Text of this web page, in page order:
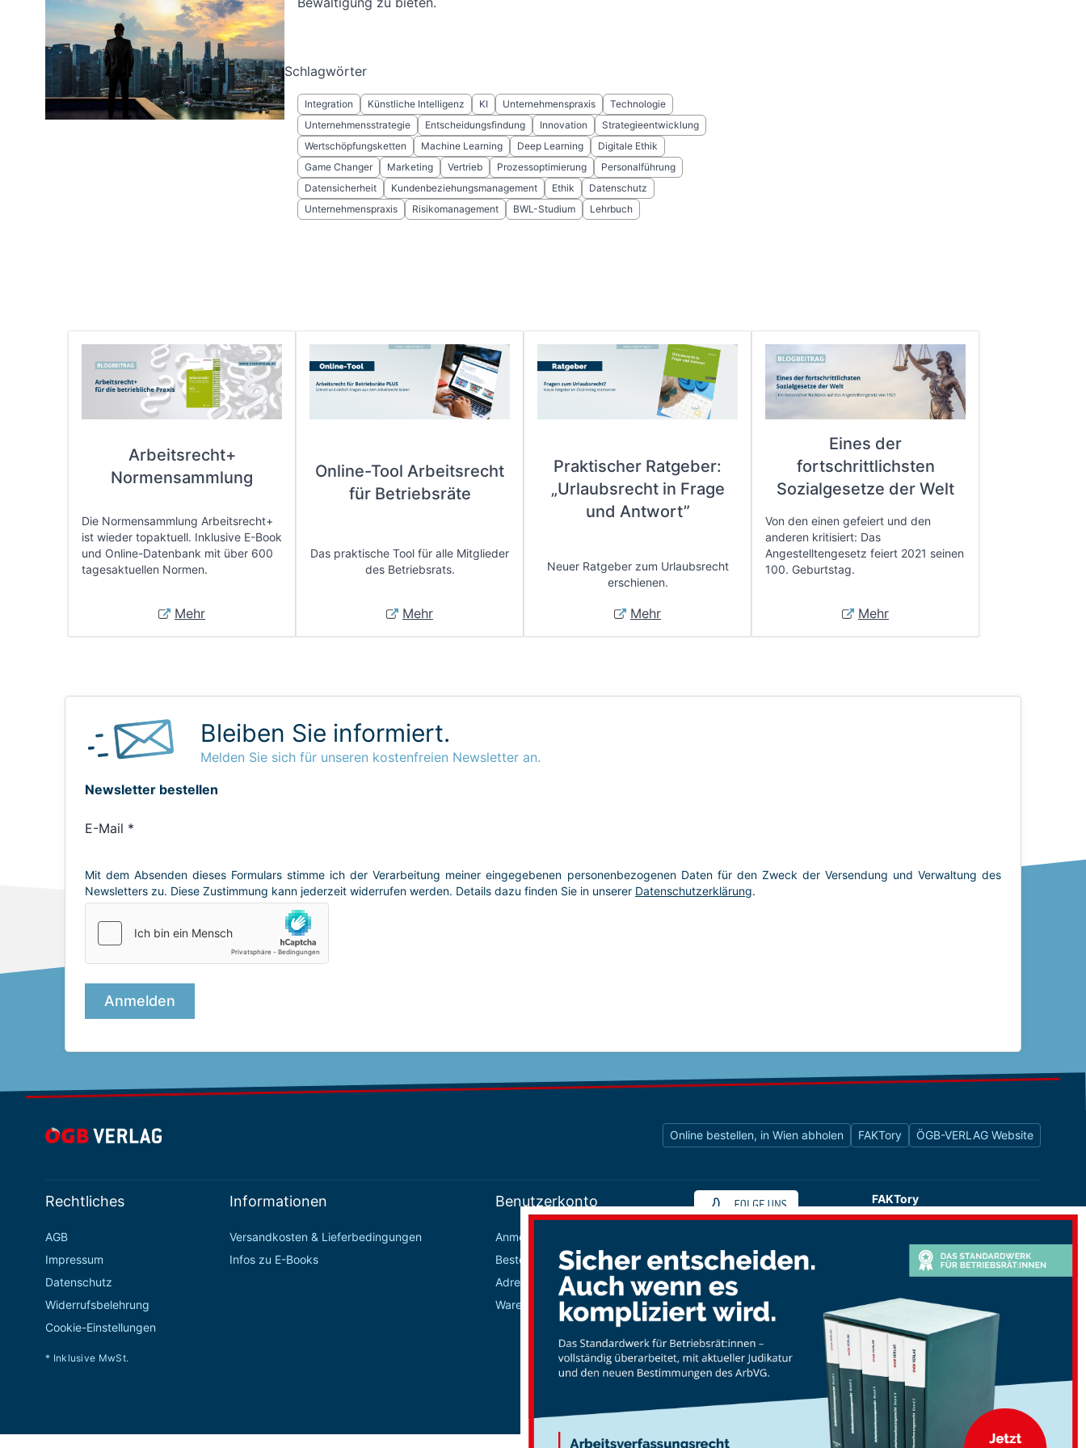
Schlagwörter
Integration Künstliche Intelligenz KI Unternehmenspraxis
Technologie
Unternehmensstrategie
Entscheidungsfindung Innovation
Strategieentwicklung
Wertschöpfungsketten
Machine Learning Deep Learning
Digitale Ethik
Game Changer
Marketing Vertrieb Prozessoptimierung
Personalführung
Datensicherheit
Kundenbeziehungsmanagement Ethik
Datenschutz
Unternehmenspraxis
Risikomanagement BWL-Studium Lehrbuch
Arbeitsrecht+
Normensammlung
Die Normensammlung Arbeitsrecht+
ist wieder topaktuell. Inklusive E-Book
und Online-Datenbank mit über 600
tagesaktuellen Normen.
Mehr
Online-Tool Arbeitsrecht
für Betriebsräte
Das praktische Tool für alle Mitglieder
des Betriebsrats.
Mehr
Praktischer Ratgeber:
„Urlaubsrecht in Frage
und Antwort”
Neuer Ratgeber zum Urlaubsrecht
erschienen.
Mehr
Eines der
fortschrittlichsten
Sozialgesetze der Welt
Von den einen gefeiert und den
anderen kritisiert: Das
Angestelltengesetz feiert 2021 seinen
100. Geburtstag.
Mehr
Bleiben Sie informiert.
Melden Sie sich für unseren kostenfreien Newsletter an.
Online bestellen, in Wien abholen FAKTory ÖGB-VERLAG Website
Rechtliches
AGB
Impressum
Datenschutz
Widerrufsbelehrung
Cookie-Einstellungen
* Inklusive MwSt.
Informationen
Versandkosten & Lieferbedingungen
Infos zu E-Books
Benutzerkonto
Anmelden / Registrieren
Bestellungen
Adressbuch
Warenkorb
FAKTory
Buchhandlung des ÖGB-Verlags
1010 Wien
Tel: 01 / 405 49 98 / 99132
Fax: 01 / 405 49 98 / 99136
Öffnungszeiten:
Montag bis Freitag
9:00 - 18:00 Uhr
durchgehend